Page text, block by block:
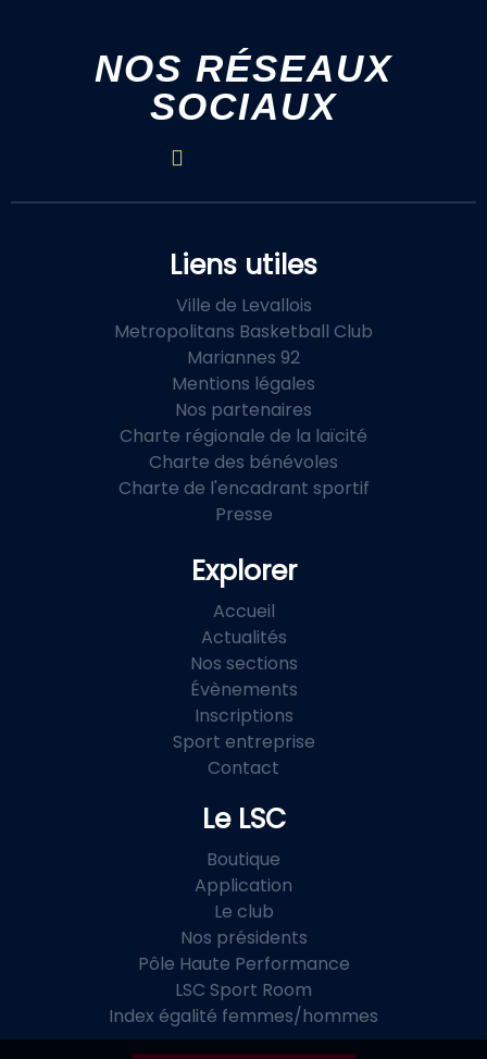
NOS RÉSEAUX
SOCIAUX
Liens utiles
Ville de Levallois
Metropolitans Basketball Club
Mariannes 92
Mentions légales
Nos partenaires
Charte régionale de la laïcité
Charte des bénévoles
Charte de l'encadrant sportif
Presse
Explorer
Accueil
Actualités
Nos sections
Évènements
Inscriptions
Sport entreprise
Contact
Le LSC
Boutique
Application
Le club
Nos présidents
Pôle Haute Performance
LSC Sport Room
Index égalité femmes/hommes